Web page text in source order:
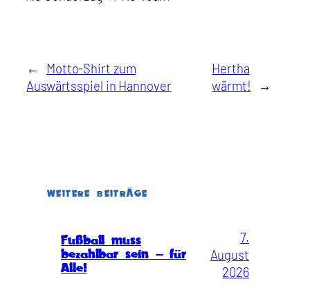
←
Motto-Shirt zum
Auswärtsspiel in Hannover
Hertha
wärmt!
→
WEITERE BEITRÄGE
Fußball muss
bezahlbar sein – für
Alle!
7.
August
2026